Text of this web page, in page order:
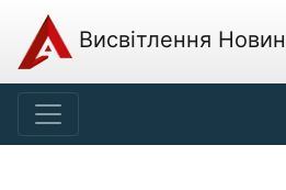
Висвітлення Новин